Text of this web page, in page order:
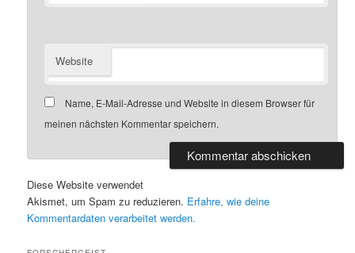
Website
Name, E-Mail-Adresse und Website in diesem Browser für
meinen nächsten Kommentar speichern.
Diese Website verwendet
Akismet, um Spam zu reduzieren. Erfahre, wie deine
Kommentardaten verarbeitet werden.